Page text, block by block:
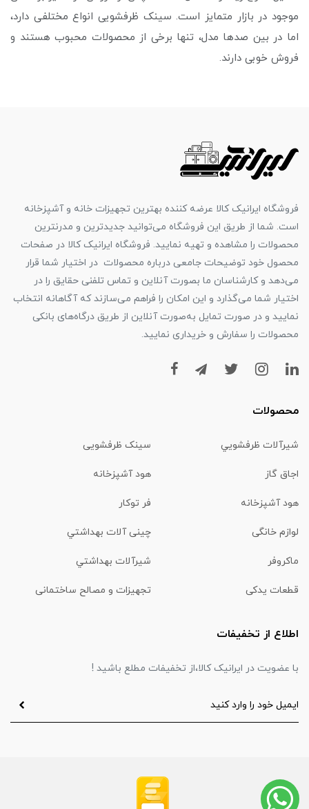
موجود در بازار متمایز است. سینک ظرفشویی انواع مختلفی دارد،
اما در بین صدها مدل، تنها برخی از محصولات محبوب هستند و
فروش خوبی دارند.
فروشگاه ایرانیک کالا عرضه کننده بهترین تجهیزات خانه و آشپزخانه
است. شما از طریق این فروشگاه می‌توانید جدیدترین و مدرنترین
محصولات را مشاهده و تهیه نمایید. فروشگاه ایرانیک کالا در صفحات
محصول خود توضیحات جامعی درباره محصولات در اختیار شما قرار
می‌دهد و کارشناسان ما بصورت آنلاین و تماس تلفنی حقایق را در
اختیار شما می‌گذارد و این امکان را فراهم می‌سازند که آگاهانه انتخاب
نمایید و در صورت تمایل به‌صورت آنلاین از طریق درگاه‌های بانکی
محصولات را سفارش و خریداری نمایید.
محصولات
شیرآلات ظرفشويي سینک ظرفشویی
اجاق گاز هود آشپزخانه
هود آشپزخانه فر توکار
لوازم خانگی چینی آلات بهداشتي
ماكروفر شیرآلات بهداشتي
قطعات یدکی تجهیزات و مصالح ساختمانی
اطلاع از تخفیفات
با عضویت در ایرانیک کالا،از تخفیفات مطلع باشید !